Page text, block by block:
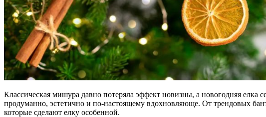
Классическая мишура давно потеряла эффект новизны, а новогодняя
продуманно, эстетично и по-настоящему вдохновляюще. От трендовых
которые сделают елку особенной.